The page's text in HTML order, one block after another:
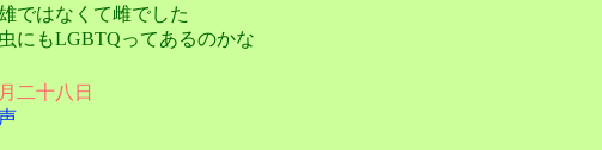
ではなくて雌でした
にもLGBTQってあるのかな
二十八日